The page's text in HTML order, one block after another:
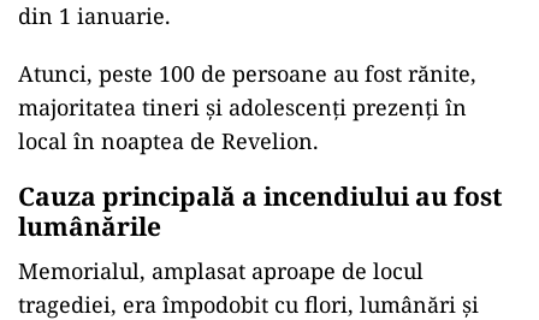
din 1 ianuarie.
Atunci, peste 100 de persoane au fost rănite,
majoritatea tineri și adolescenți prezenți în
local în noaptea de Revelion.
Cauza principală a incendiului au fost
lumânările
Memorialul, amplasat aproape de locul
tragediei, era împodobit cu flori, lumânări și